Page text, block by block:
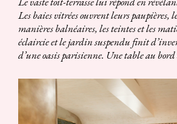
Les baies vitrées ouvrent leurs paupières,
manières balnéaires, les teintes et les
éclaircie et le jardin suspendu finit
d’une oasis parisienne. Une table au